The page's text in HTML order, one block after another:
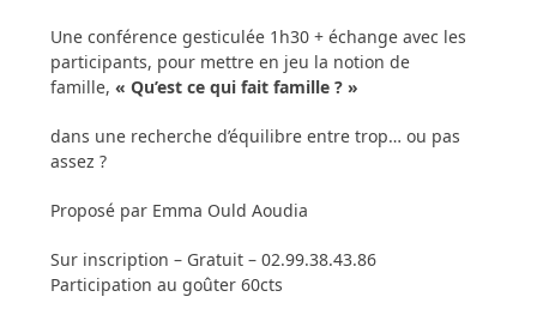
Une conférence gesticulée 1h30 + échange avec les
participants, pour mettre en jeu la notion de
famille,« Qu’est ce qui fait famille ? »
dans une recherche d’équilibre entre trop… ou pas
assez ?
Proposé par Emma Ould Aoudia
Sur inscription – Gratuit – 02.99.38.43.86
Participation au goûter 60cts